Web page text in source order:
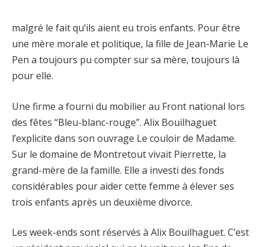
malgré le fait qu’ils aient eu trois enfants. Pour être
une mère morale et politique, la fille de Jean-Marie Le
Pen a toujours pu compter sur sa mère, toujours là
pour elle.
Une firme a fourni du mobilier au Front national lors
des fêtes “Bleu-blanc-rouge”. Alix Bouilhaguet
l’explicite dans son ouvrage Le couloir de Madame.
Sur le domaine de Montretout vivait Pierrette, la
grand-mère de la famille. Elle a investi des fonds
considérables pour aider cette femme à élever ses
trois enfants après un deuxième divorce.
Les week-ends sont réservés à Alix Bouilhaguet. C’est